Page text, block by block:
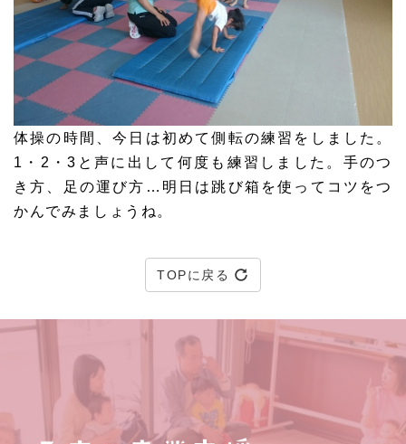
体操の時間、今日は初めて側転の練習をしました。
1・2・3と声に出して何度も練習しました。手のつ
き方、足の運び方…明日は跳び箱を使ってコツをつ
かんでみましょうね。
TOPに戻る